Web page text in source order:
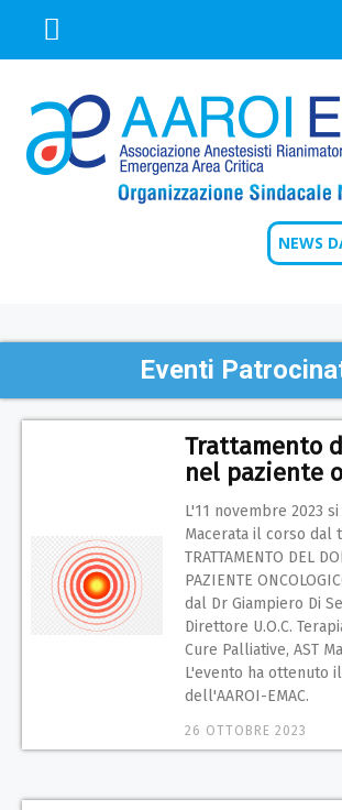
NEWS
Eventi
Trattamento
nel paziente
L'11 novembre 2023
Macerata il corso dal
TRATTAMENTO DEL
PAZIENTE
dal Dr Giampiero Di
Direttore U.O.C.
Cure Palliative, AST
L'evento ha ottenuto
dell'AAROI-EMAC.
26 OTTOBRE 2023